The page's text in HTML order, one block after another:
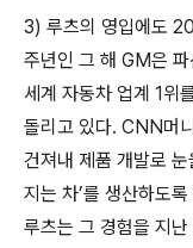
3) 루츠의 영입에도
주년인 그 해 GM은
세계 자동차 업계 1위
돌리고 있다. CNN머
건져내 제품 개발로
지는 차’를 생산하도
루츠는 그 경험을 지